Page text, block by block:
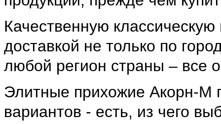
Качественную
доставкой не только по
любой регион страны – все
Элитные прихожие Акорн-М
вариантов - есть, из чего